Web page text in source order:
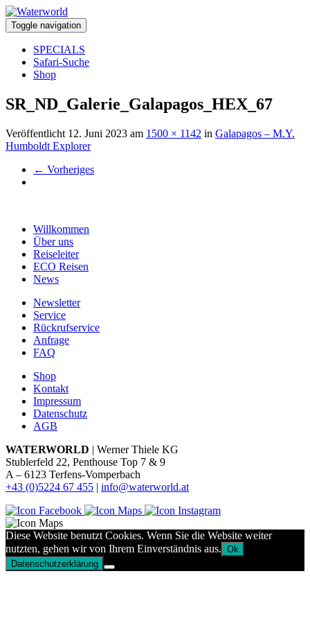
Toggle navigation
SPECIALS
Safari-Suche
Shop
SR_ND_Galerie_Galapagos_HEX_67
Veröffentlicht 12. Juni 2023 am 1500 × 1142 in Galapagos – M.Y.
Humboldt Explorer
← Vorheriges
Willkommen
Über uns
Reiseleiter
ECO Reisen
News
Newsletter
Service
Rückrufservice
Anfrage
FAQ
Shop
Kontakt
Impressum
Datenschutz
AGB
WATERWORLD | Werner Thiele KG
Stublerfeld 22, Penthouse Top 7 & 9
A – 6123 Terfens-Vomperbach
+43 (0)5224 67 455 | info@waterworld.at
Diese Website benutzt Cookies. Wenn Sie die Website weiter
nutzten, gehen wir von Ihrem Einverständnis aus. Ok
Datenschutzerklärung